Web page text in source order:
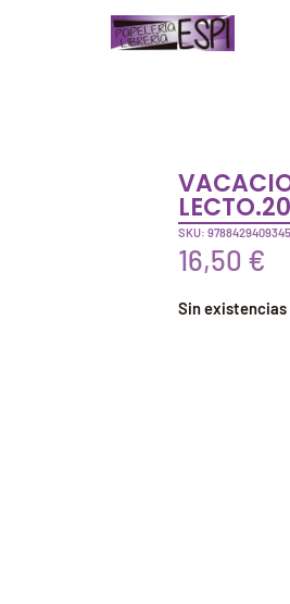
LECTO.20
SKU: 9788429409345
16,50 €
Sin existencias